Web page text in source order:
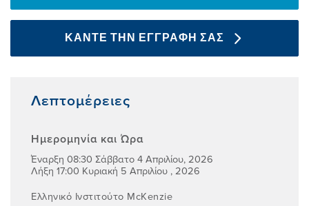
ΚΑΝΤΕ ΤΗΝ ΕΓΓΡΑΦΗ ΣΑΣ
Λεπτομέρειες
Ημερομηνία και Ώρα
Έναρξη 08:30 Σάββατο 4 Απριλίου, 2026
Λήξη 17:00 Κυριακή 5 Απριλίου , 2026
Ελληνικό Ινστιτούτο McKenzie